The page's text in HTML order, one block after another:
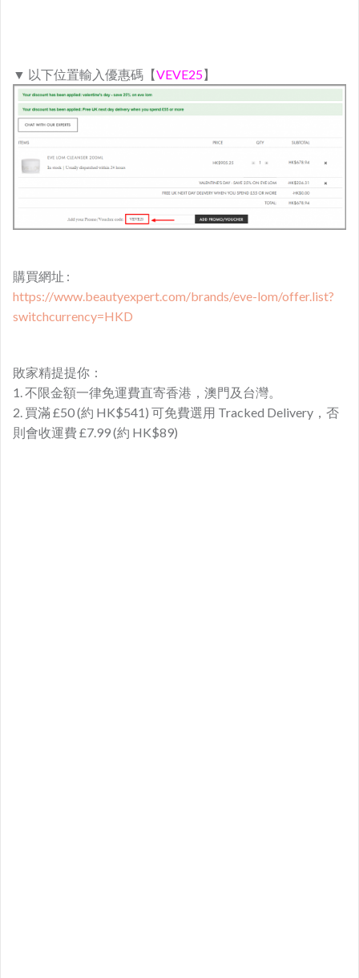
▼ 以下位置輸入優惠碼【VEVE25】
購買網址 :
https://www.beautyexpert.com/brands/eve-lom/offer.list?
switchcurrency=HKD
敗家精提提你：
1. 不限金額一律免運費直寄香港，澳門及台灣。
2. 買滿 £50 (約 HK$541) 可免費選用 Tracked Delivery，否
則會收運費 £7.99 (約 HK$89)